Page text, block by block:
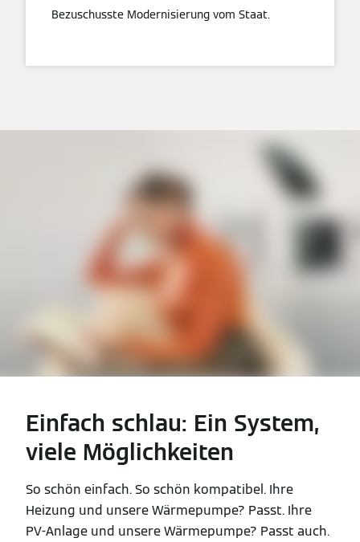
Bezuschusste Modernisierung vom Staat.
Einfach schlau: Ein System,
viele Möglichkeiten
So schön einfach. So schön kompatibel. Ihre
Heizung und unsere Wärmepumpe? Passt. Ihre
PV-Anlage und unsere Wärmepumpe? Passt auch.